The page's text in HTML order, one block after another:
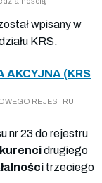
wpisany w
KRS.
AKCYJNA (KRS
REJESTRU
nr 23 do rejestru
drugiego
trzeciego